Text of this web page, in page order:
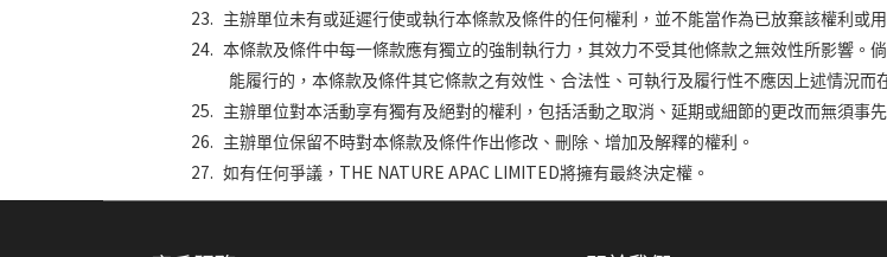
23. 主辦單位未有或延遲行使或執行本條款及條件的任何權利，並不能當作為已放棄該權利或
24. 本條款及條件中每一條款應有獨立的強制執行力，其效力不受其他條款之無效性所影響。
能履行的，本條款及條件其它條款之有效性、合法性、可執行及履行性不應因上述情況而
25. 主辦單位對本活動享有獨有及絕對的權利，包括活動之取消、延期或細節的更改而無須事
26. 主辦單位保留不時對本條款及條件作出修改、刪除、增加及解釋的權利。
27. 如有任何爭議， THE NATURE APAC LIMITED將擁有最終決定權。